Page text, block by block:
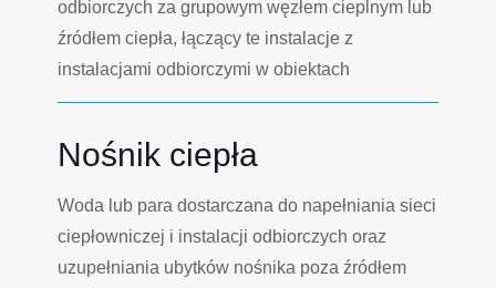
odbiorczych za grupowym węzłem cieplnym lub
źródłem ciepła, łączący te instalacje z
instalacjami odbiorczymi w obiektach
Nośnik ciepła
Woda lub para dostarczana do napełniania sieci
ciepłowniczej i instalacji odbiorczych oraz
uzupełniania ubytków nośnika poza źródłem